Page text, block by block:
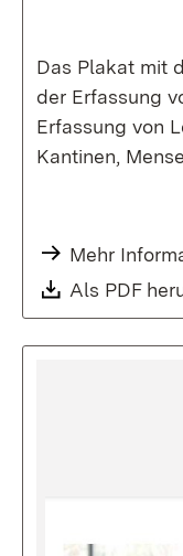
Das Plakat mit
der Erfassung
Erfassung von
Kantinen,
Mehr
Als PDF